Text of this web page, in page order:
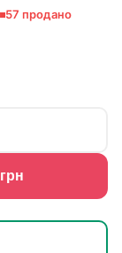
57 продано
грн